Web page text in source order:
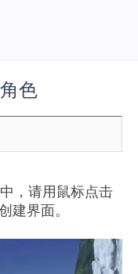
色
，请用鼠标点击
建界面。